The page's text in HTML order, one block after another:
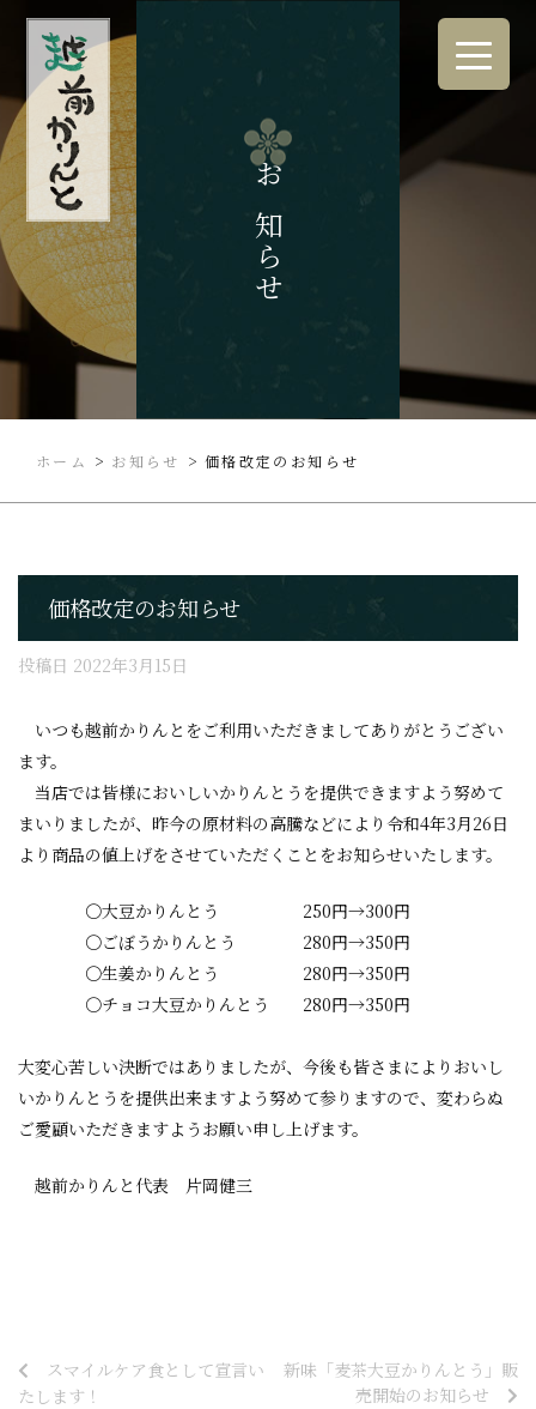
お知らせ
ホーム > お知らせ > 価格改定のお知らせ
価格改定のお知らせ
投稿日 2022年3月15日
いつも越前かりんとをご利用いただきましてありがとうござい
ます。
当店では皆様においしいかりんとうを提供できますよう努めて
まいりましたが、昨今の原材料の高騰などにより令和4年3月26日
より商品の値上げをさせていただくことをお知らせいたします。
〇大豆かりんとう 250円→300円
〇ごぼうかりんとう 280円→350円
〇生姜かりんとう 280円→350円
〇チョコ大豆かりんとう 280円→350円
大変心苦しい決断ではありましたが、今後も皆さまによりおいし
いかりんとうを提供出来ますよう努めて参りますので、変わらぬ
ご愛顧いただきますようお願い申し上げます。
越前かりんと代表 片岡健三
スマイルケア食として宣言い
たします！
新味「麦茶大豆かりんとう」販
売開始のお知らせ